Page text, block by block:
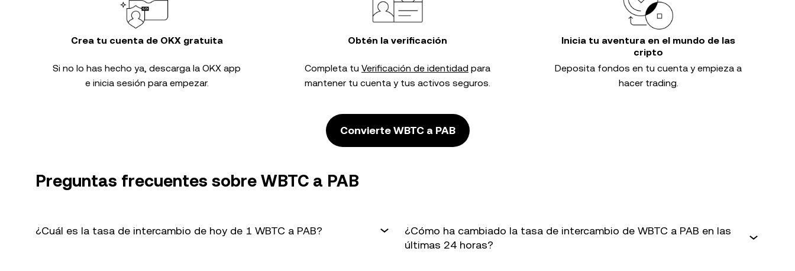
Crea tu cuenta de OKX gratuita
Si no lo has hecho ya, descarga la OKX app
e inicia sesión para empezar.
Obtén la verificación
Completa tu Verificación de identidad para
mantener tu cuenta y tus activos seguros.
Inicia tu aventura en el mundo de las
cripto
Deposita fondos en tu cuenta y empieza a
hacer trading.
Convierte WBTC a PAB
Preguntas frecuentes sobre WBTC a PAB
¿Cuál es la tasa de intercambio de hoy de 1 WBTC a PAB?
¿Cómo ha cambiado la tasa de intercambio de WBTC a PAB en las
últimas 24 horas?